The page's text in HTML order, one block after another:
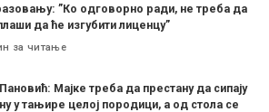
”Ко одговорно ради, не треба да
да ће изгубити лиценцу”
за читање
Мајке треба да престану да сипају
у тањире целој породици, а од стола се